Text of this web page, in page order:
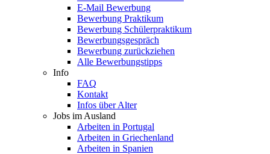
E-Mail Bewerbung
Bewerbung Praktikum
Bewerbung Schülerpraktikum
Bewerbungsgespräch
Bewerbung zurückziehen
Alle Bewerbungstipps
Info
FAQ
Kontakt
Infos über Alter
Jobs im Ausland
Arbeiten in Portugal
Arbeiten in Griechenland
Arbeiten in Spanien